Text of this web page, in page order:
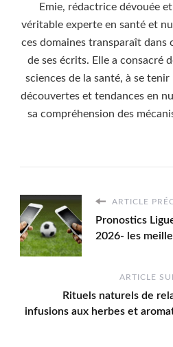
Emie, rédactrice dévouée
véritable experte en santé et
ces domaines transparaît dans
de ses écrits. Elle a consacré
sciences de la santé, à se
découvertes et tendances en
sa compréhension des
ARTICLE
Pronostics
2026- les
ARTICLE
Rituels naturels de
infusions aux herbes et